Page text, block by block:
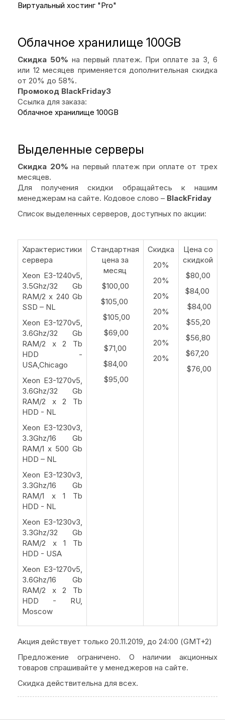
Виртуальный хостинг "Pro"
Облачное хранилище 100GB
Скидка 50% на первый платеж. При оплате за 3, 6
или 12 месяцев применяется дополнительная скидка
от 20% до 58%.
Промокод BlackFriday3
Ссылка для заказа:
Облачное хранилище 100GB
Выделенные серверы
Скидка 20%на первый платеж при оплате от трех
месяцев.
Для получения скидки обращайтесь к нашим
менеджерам на сайте. Кодовое слово – BlackFriday
Список выделенных серверов, доступных по акции:
Характеристики
сервера
Xeon E3-1240v5,
3.5Ghz/32 Gb
RAM/2 x 240 Gb
SSD – NL
Xeon E3-1270v5,
3.6Ghz/32 Gb
RAM/2 x 2 Tb
HDD -
USA,Chicago
Xeon E3-1270v5,
3.6Ghz/32 Gb
RAM/2 x 2 Tb
HDD - NL
Xeon E3-1230v3,
3.3Ghz/16 Gb
RAM/1 x 500 Gb
HDD – NL
Xeon E3-1230v3,
3.3Ghz/16 Gb
RAM/1 x 1 Tb
HDD - NL
Xeon E3-1230v3,
3.3Ghz/32 Gb
RAM/2 x 1 Tb
HDD - USA
Xeon E3-1270v5,
3.6Ghz/16 Gb
RAM/2 x 2 Tb
HDD - RU,
Moscow
Стандартная
цена за
месяц
$100,00
$105,00
$105,00
$69,00
$71,00
$84,00
$95,00
Скидка
20%
20%
20%
20%
20%
20%
20%
Цена со
скидкой
$80,00
$84,00
$84,00
$55,20
$56,80
$67,20
$76,00
Акция действует только 20.11.2019, до 24:00 (GMT+2)
Предложение ограничено. О наличии акционных
товаров спрашивайте у менеджеров на сайте.
Скидка действительна для всех.